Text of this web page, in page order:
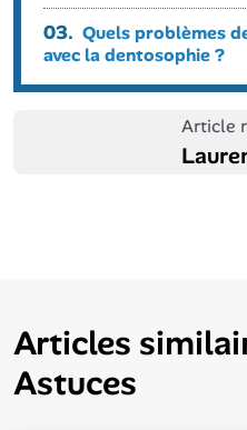
03. Quels problèmes
avec la dentosophie ?
Article
Articles
Astuces